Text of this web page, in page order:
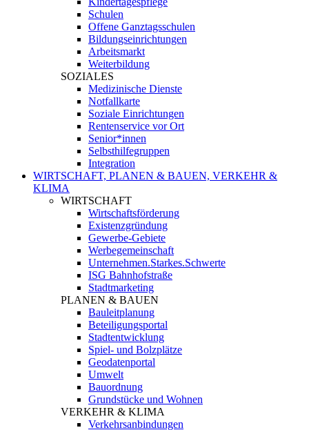
Schulen
Offene Ganztagsschulen
Bildungseinrichtungen
Arbeitsmarkt
Weiterbildung
SOZIALES
Medizinische Dienste
Notfallkarte
Soziale Einrichtungen
Rentenservice vor Ort
Senior*innen
Selbsthilfegruppen
Integration
WIRTSCHAFT, PLANEN & BAUEN, VERKEHR &
KLIMA
WIRTSCHAFT
Wirtschaftsförderung
Existenzgründung
Gewerbe-Gebiete
Werbegemeinschaft
Unternehmen.Starkes.Schwerte
ISG Bahnhofstraße
Stadtmarketing
PLANEN & BAUEN
Bauleitplanung
Beteiligungsportal
Stadtentwicklung
Spiel- und Bolzplätze
Geodatenportal
Umwelt
Bauordnung
Grundstücke und Wohnen
VERKEHR & KLIMA
Verkehrsanbindungen